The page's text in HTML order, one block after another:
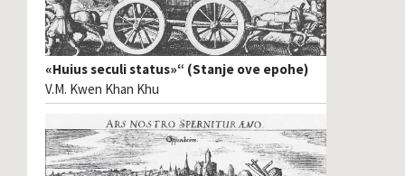
«Huius seculi status»“ (Stanje ove epohe)
V.M. Kwen Khan Khu